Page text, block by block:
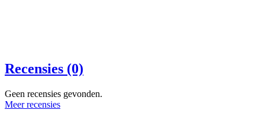
Recensies (0)
Geen recensies gevonden.
Meer recensies